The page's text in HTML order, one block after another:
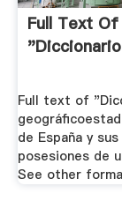
Full Text Of
Full text of
de España y sus
posesiones de
See other